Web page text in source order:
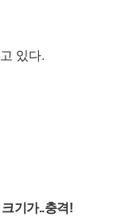
있다.